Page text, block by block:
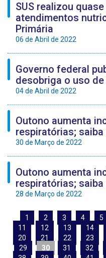
SUS realizou
atendimentos
Primária
06 de Abril de 2022
Governo federal
desobriga o uso
04 de Abril de 2022
Outono aumenta
respiratórias;
30 de Março de 2022
Outono aumenta
respiratórias;
28 de Março de 2022
1 2 3 4 5
11
12 13 14
20
21 22 23
29
30 31 32